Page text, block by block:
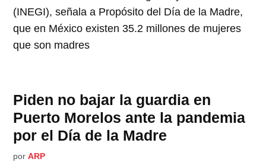
(INEGI), señala a Propósito del Día de la Madre,
que en México existen 35.2 millones de mujeres
que son madres
Piden no bajar la guardia en
Puerto Morelos ante la pandemia
por el Día de la Madre
por ARP